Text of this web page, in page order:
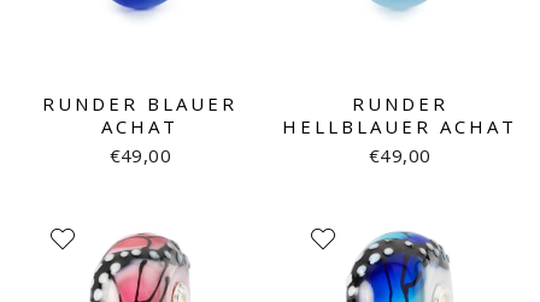
RUNDER BLAUER
ACHAT
€49,00
RUNDER
HELLBLAUER ACHAT
€49,00